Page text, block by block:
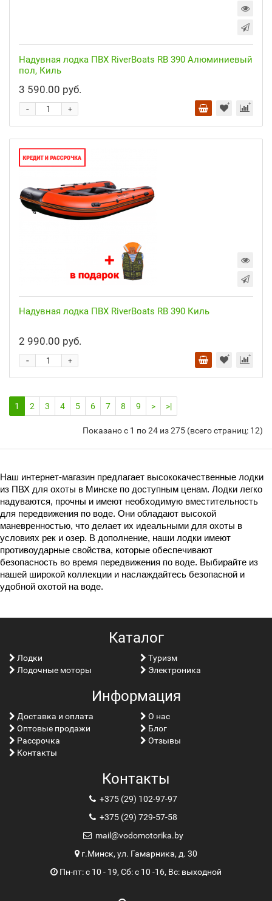
Надувная лодка ПВХ RiverBoats RB 390 Алюминиевый
пол, Киль
3 590.00 руб.
+
-
Надувная лодка ПВХ RiverBoats RB 390 Киль
2 990.00 руб.
+
-
1 2 3 4 5 6 7 8 9 > >|
Показано с 1 по 24 из 275 (всего страниц: 12)
Наш интернет-магазин предлагает высококачественные лодки
из ПВХ для охоты в Минске по доступным ценам. Лодки легко
надуваются, прочны и имеют необходимую вместительность
для передвижения по воде. Они обладают высокой
маневренностью, что делает их идеальными для охоты в
условиях рек и озер. В дополнение, наши лодки имеют
противоударные свойства, которые обеспечивают
безопасность во время передвижения по воде. Выбирайте из
нашей широкой коллекции и наслаждайтесь безопасной и
удобной охотой на воде.
Каталог
Лoдки
Лодочные моторы
Туризм
Электроника
Информация
Доставка и оплата
Оптовые продажи
Рассрочка
Контакты
О нас
Блог
Отзывы
Контакты
+375 (29) 102-97-97
+375 (29) 729-57-58
mail@vodomotorika.by
г.Минск, ул. Гамарника, д. 30
Пн-пт: с 10 - 19, Сб: с 10 -16, Вс: выходной